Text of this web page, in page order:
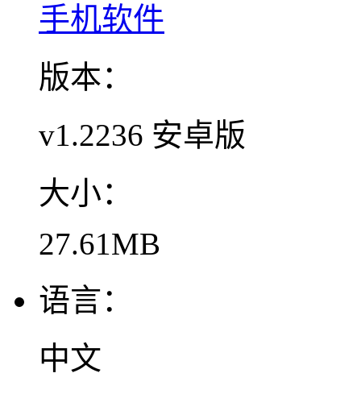
手机软件
版本：
v1.2236 安卓版
大小：
27.61MB
语言：
中文